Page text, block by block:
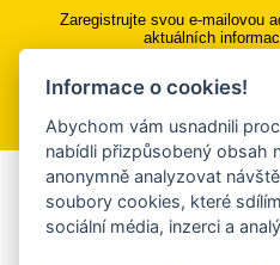
Zaregistrujte svou e-mailovou
aktuálních
Přihlásit se
Aplikace
Chcete dostávat do svého
Informace o cookies!
Abychom vám usnadnili
nabídli přizpůsobený obsah
anonymně analyzovat
soubory cookies, které
sociální média, inzerci a